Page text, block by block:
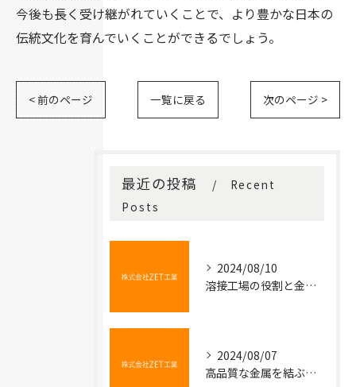
今後も長く受け継がれていくことで、より豊かな日本の
伝統文化を育んでいくことができるでしょう。
< 前のページ 一覧に戻る 次のページ >
最近の投稿
Recent
Posts
2024/08/10
溶接工場の役割と金属加工の基本
2024/08/07
高品質な金属を結ぶ魔法の技術